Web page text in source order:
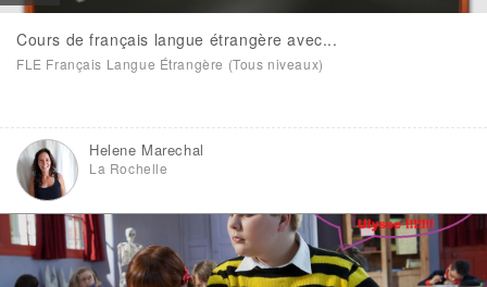
Cours de français langue étrangère avec...
FLE Français Langue Étrangère (Tous niveaux)
Helene Marechal
La Rochelle